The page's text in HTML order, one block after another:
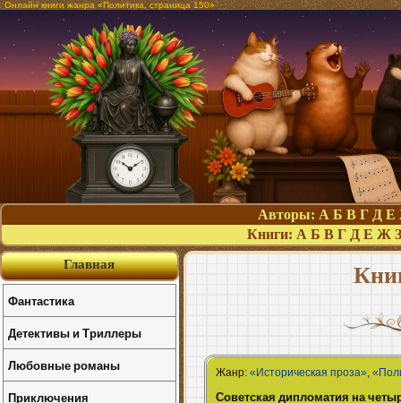
Онлайн книги жанра «Политика, страница 150»
Авторы: А Б В Г Д Е
Книги: А Б В Г Д Е Ж З
Жанр:«Историческая проза»,
Советская дипломатия на
Главная
Фантастика
Детективы и Триллеры
Любовные романы
Приключения